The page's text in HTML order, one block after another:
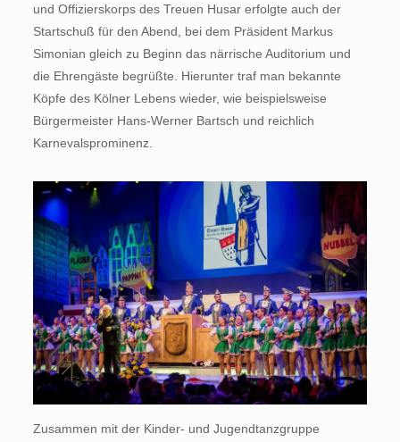
und Offizierskorps des Treuen Husar erfolgte auch der
Startschuß für den Abend, bei dem Präsident Markus
Simonian gleich zu Beginn das närrische Auditorium und
die Ehrengäste begrüßte. Hierunter traf man bekannte
Köpfe des Kölner Lebens wieder, wie beispielsweise
Bürgermeister Hans-Werner Bartsch und reichlich
Karnevalsprominenz.
Zusammen mit der Kinder- und Jugendtanzgruppe